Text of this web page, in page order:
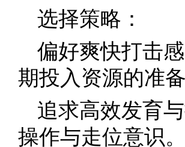
选择策略：
偏好爽快打击
期投入资源的准备
追求高效发育
操作与走位意识。